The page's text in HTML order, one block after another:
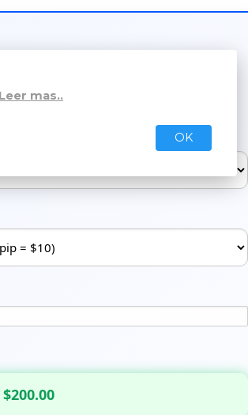
con CFDs
Leer mas..
OK